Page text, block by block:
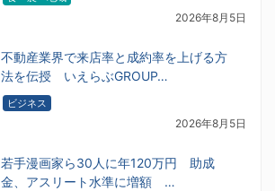
2026年8月5日
不動産業界で来店率と成約率を上げる方
法を伝授 いえらぶGROUP…
ビジネス
2026年8月5日
若手漫画家ら30人に年120万円 助成
金、アスリート水準に増額 …